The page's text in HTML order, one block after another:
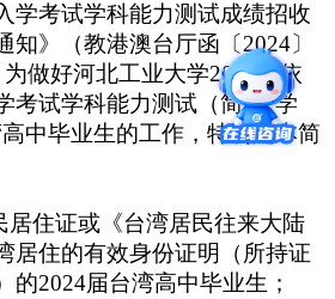
学考试学科能力测试成绩招收
知》（教港澳台厅函〔2024〕
做好河北工业大学2024年依
考试学科能力测试（简称“学
中毕业生的工作，特制定本简
居住证或《台湾居民往来大陆
居住的有效身份证明（所持证
的2024届台湾高中毕业生；